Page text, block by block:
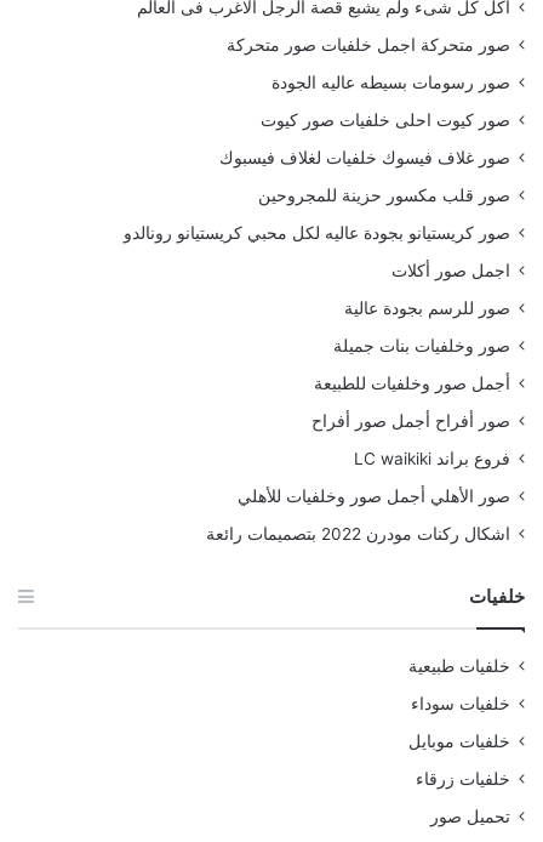
أكل كل شىء ولم يشبع قصة الرجل الاغرب فى العالم
صور متحركة اجمل خلفيات صور متحركة
صور رسومات بسيطه عاليه الجودة
صور كيوت احلى خلفيات صور كيوت
صور غلاف فيسوك خلفيات لغلاف فيسبوك
صور قلب مكسور حزينة للمجروحين
صور كريستيانو بجودة عاليه لكل محبي كريستيانو رونالدو
اجمل صور أكلات
صور للرسم بجودة عالية
صور وخلفيات بنات جميلة
أجمل صور وخلفيات للطبيعة
صور أفراح أجمل صور أفراح
فروع براند LC waikiki
صور الأهلي أجمل صور وخلفيات للأهلي
اشكال ركنات مودرن 2022 بتصميمات رائعة
خلفيات
خلفيات طبيعية
خلفيات سوداء
خلفيات موبايل
خلفيات زرقاء
تحميل صور